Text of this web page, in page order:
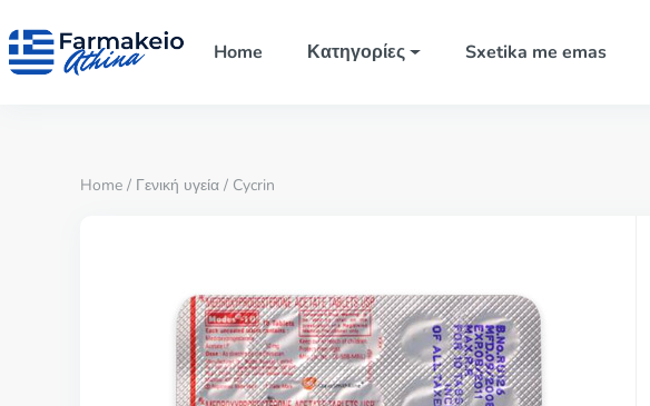
Home Κατηγορίες Sxetika me emas
Home / Γενική υγεία / Cycrin